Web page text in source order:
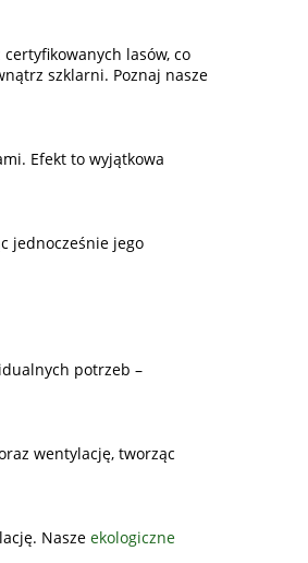
lasów, co
szklarni. Poznaj nasze
Efekt to wyjątkowa
jednocześnie jego
potrzeb –
wentylację, tworząc
Nasze ekologiczne